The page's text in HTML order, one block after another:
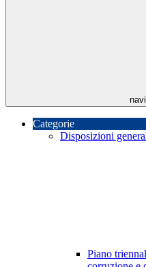
Categorie
Disposizioni
Piano